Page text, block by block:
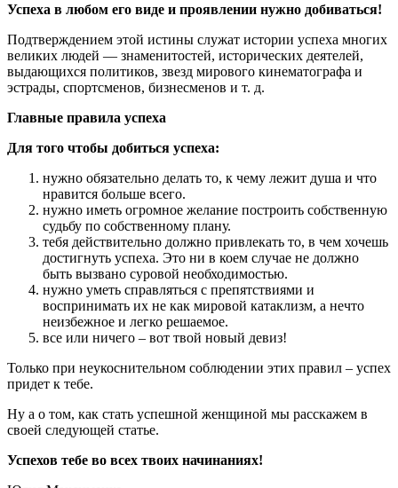
Успеха в любом его виде и проявлении нужно добиваться!
Подтверждением этой истины служат истории успеха многих
великих людей — знаменитостей, исторических деятелей,
выдающихся политиков, звезд мирового кинематографа и
эстрады, спортсменов, бизнесменов и т. д.
Главные правила успеха
Для того чтобы добиться успеха:
нужно обязательно делать то, к чему лежит душа и что
нравится больше всего.
нужно иметь огромное желание построить собственную
судьбу по собственному плану.
тебя действительно должно привлекать то, в чем хочешь
достигнуть успеха. Это ни в коем случае не должно
быть вызвано суровой необходимостью.
нужно уметь справляться с препятствиями и
воспринимать их не как мировой катаклизм, а нечто
неизбежное и легко решаемое.
все или ничего – вот твой новый девиз!
Только при неукоснительном соблюдении этих правил – успех
придет к тебе.
Ну а о том, как стать успешной женщиной мы расскажем в
своей следующей статье.
Успехов тебе во всех твоих начинаниях!